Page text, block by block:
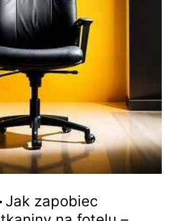
Jak zapobiec